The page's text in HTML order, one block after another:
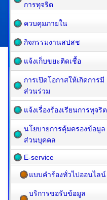
การทุจริต
ควบคุมภายใน
กิจกรรมงานสปสช
แจ้งเก็บขยะติดเชื้อ
การเปิดโอกาสให้เกิดการมี
ส่วนร่วม
แจ้งเรื่องร้องเรียนการทุจริต
นโยบายการคุ้มครองข้อมูล
ส่วนบุคคล
E-service
แบบคำร้องทั่วไปออนไลน์
บริการขอรับข้อมูล